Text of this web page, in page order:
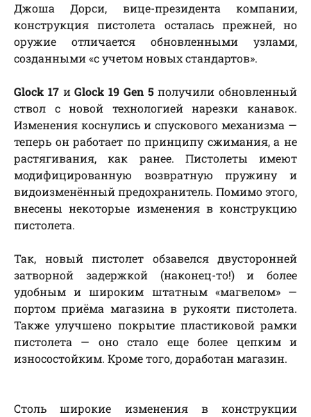
Джоша Дорси, вице-президента компании,
конструкция пистолета осталась прежней, но
оружие отличается обновленными узлами,
созданными «с учетом новых стандартов».
Glock 17иGlock 19 Gen 5 получили обновленный
ствол с новой технологией нарезки канавок.
Изменения коснулись и спускового механизма —
теперь он работает по принципу сжимания, а не
растягивания, как ранее. Пистолеты имеют
модифицированную возвратную пружину и
видоизменённый предохранитель. Помимо этого,
внесены некоторые изменения в конструкцию
пистолета.
Так, новый пистолет обзавелся двусторонней
затворной задержкой (наконец-то!) и более
удобным и широким штатным «магвелом» —
портом приёма магазина в рукояти пистолета.
Также улучшено покрытие пластиковой рамки
пистолета — оно стало еще более цепким и
износостойким. Кроме того, доработан магазин.
Столь широкие изменения в конструкции